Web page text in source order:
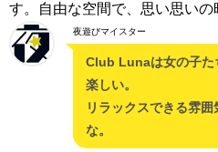
す。自由な空間で、思い思いの
夜遊びマイスター
Club Lunaは女の子た
楽しい。
リラックスできる雰
な。